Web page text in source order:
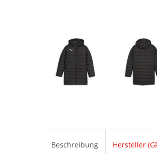
Beschreibung Hersteller